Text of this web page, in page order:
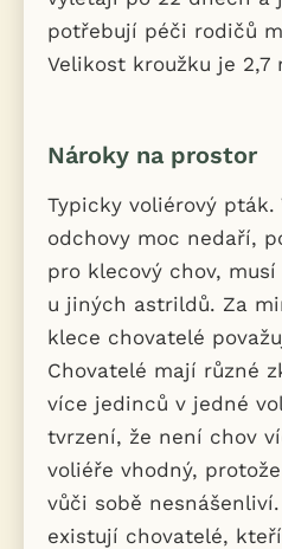
potřebují péči rodičů
Velikost kroužku je 2,7
Nároky na prostor
Typicky voliérový pták.
odchovy moc nedaří,
pro klecový chov,
u jiných astrildů. Za
klece chovatelé
Chovatelé mají různé
více jedinců v jedné
tvrzení, že není chov
voliéře vhodný,
vůči sobě
existují chovatelé,